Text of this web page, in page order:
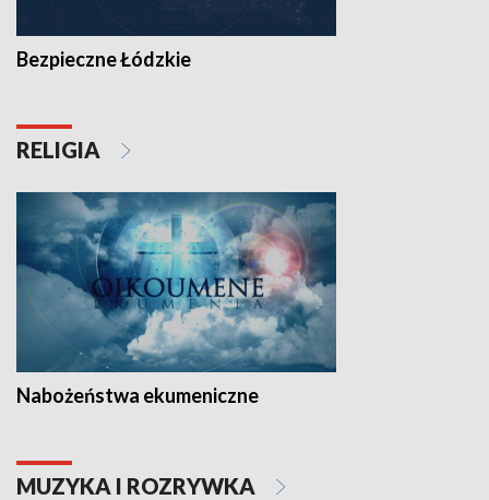
Bezpieczne Łódzkie
RELIGIA
Nabożeństwa ekumeniczne
MUZYKA I ROZRYWKA